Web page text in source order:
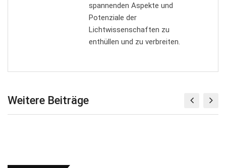
spannenden Aspekte und
Potenziale der
Lichtwissenschaften zu
enthüllen und zu verbreiten.
Weitere Beiträge